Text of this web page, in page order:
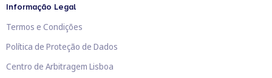
Informação Legal
Termos e Condições
Política de Proteção de Dados
Centro de Arbitragem Lisboa